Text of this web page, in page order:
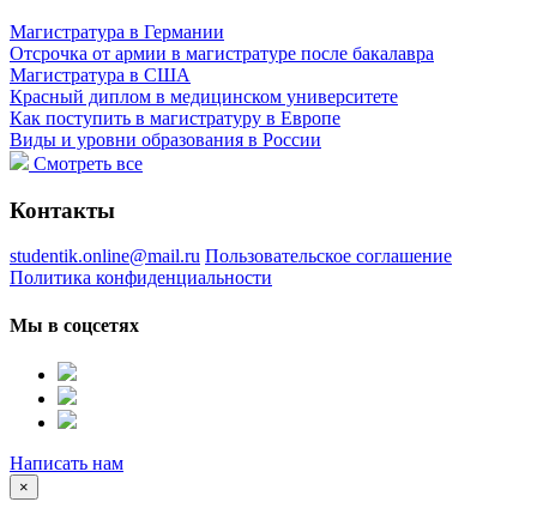
Магистратура в Германии
Отсрочка от армии в магистратуре после бакалавра
Магистратура в США
Красный диплом в медицинском университете
Как поступить в магистратуру в Европе
Виды и уровни образования в России
Смотреть все
Контакты
studentik.online@mail.ru Пользовательское соглашение
Политика конфиденциальности
Мы в соцсетях
Написать нам
×